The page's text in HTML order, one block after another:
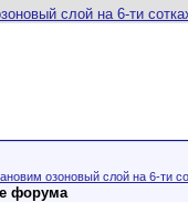
озоновый слой на 6-ти
форума